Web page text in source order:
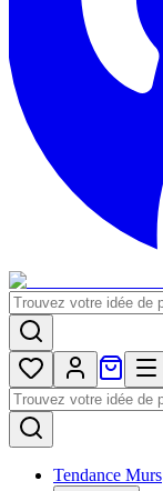
Tendance Murs